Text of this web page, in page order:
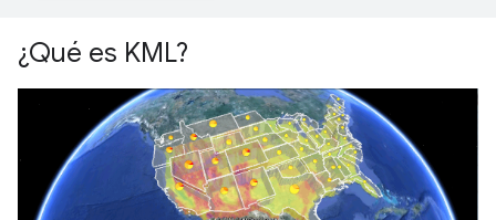
¿Qué es KML?